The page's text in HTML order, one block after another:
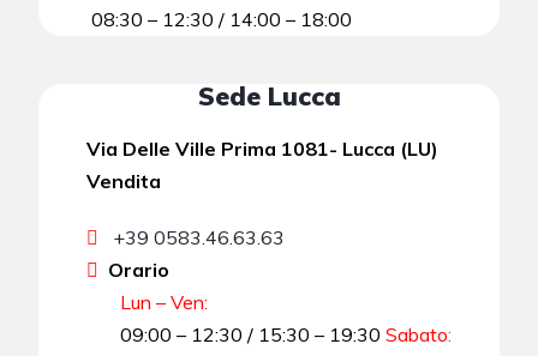
08:30 – 12:30 / 14:00 – 18:00
Sede Lucca
Via Delle Ville Prima 1081- Lucca (LU)
Vendita
+39 0583.46.63.63
Orario
Lun – Ven:
09:00 – 12:30 / 15:30 – 19:30 Sabato: